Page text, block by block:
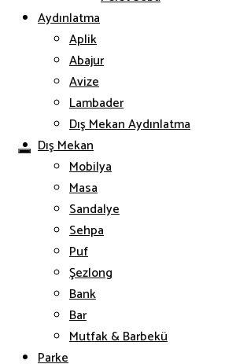
Aydınlatma
Aplik
Abajur
Avize
Lambader
Dış Mekan Aydınlatma
Dış Mekan
Mobilya
Masa
Sandalye
Sehpa
Puf
Şezlong
Bank
Bar
Mutfak & Barbekü
Parke